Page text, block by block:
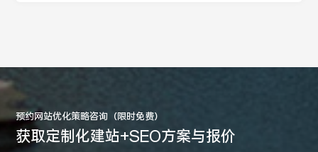
预约网站优化策略咨询（限时免费）
获取定制化建站+SEO方案与报价